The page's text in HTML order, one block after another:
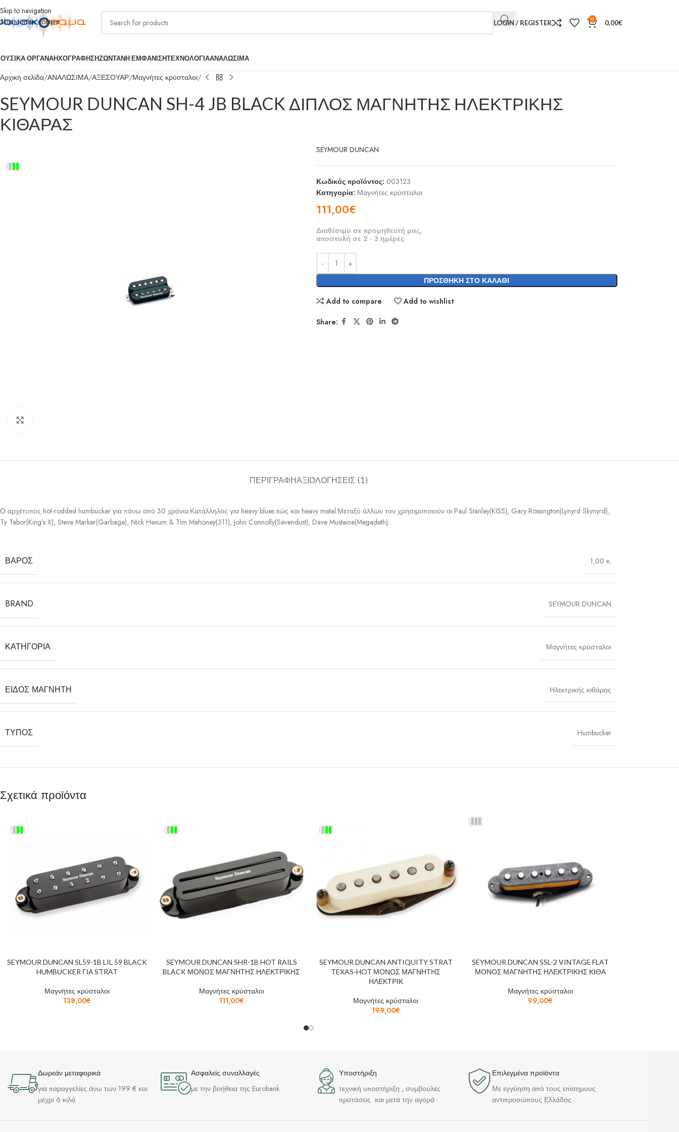
Skip to navigation
Skip to main content
LOGIN / REGISTER 0 0,00€
ΟΡΓΑΝΑΗΧΟΓΡΑΦΗΣΗΖΩΝΤΑΝΗ ΕΜΦΑΝΙΣΗΤΕΧΝΟΛΟΓΙΑΑΝΑΛΩΣΙΜΑ
Αρχική σελίδα ΑΝΑΛΩΣΙΜΑ ΑΞΕΣΟΥΑΡ Μαγνήτες κρύσταλοι
SEYMOUR DUNCAN SH-4 JB BLACK ΔΙΠΛΟΣ ΜΑΓΝΗΤΗΣ ΗΛΕΚΤΡΙΚΗΣ
ΚΙΘΑΡΑΣ
SEYMOUR DUNCAN
Κωδικός προϊόντος: 003123
Κατηγορία: Μαγνήτες κρύσταλοι
111,00€
Διαθέσιμο σε προμηθευτή μας,
αποστολή σε 2 - 3 ημέρες
ΠΡΟΣΘΉΚΗ ΣΤΟ ΚΑΛΆΘΙ
Add to compare Add to wishlist
Share:
ΠΕΡΙΓΡΑΦΉΑΞΙΟΛΟΓΉΣΕΙΣ (1)
Ο αρχέτυπος hot-rodded humbucker για πάνω από 30 χρόνια.Κατάλληλος για heavy blues εώς και heavy metal.Μεταξύ άλλων τον χρησιμοποιούν οι Paul Stanley(KISS), Gary Rossington(Lynyrd Skynyrd),
Ty Tabor(Kingʼs X), Steve Marker(Garbage), Nick Hexum & Tim Mahoney(311), John Connolly(Sevendust), Dave Mustaine(Megadeth).
ΒΆΡΟΣ 1,00 κ.
BRAND SEYMOUR DUNCAN
ΚΑΤΗΓΟΡΊΑ Μαγνήτες κρύσταλοι
ΕΊΔΟΣ ΜΑΓΝΉΤΗ Ηλεκτρικής κιθάρας
ΤΎΠΟΣ Humbucker
Σχετικά προϊόντα
SEYMOUR DUNCAN SL59-1B LIL 59 BLACK
HUMBUCKER ΓΙΑ STRAT
Μαγνήτες κρύσταλοι
138,00€
SEYMOUR DUNCAN SHR-1B HOT RAILS
BLACK ΜΟΝΟΣ ΜΑΓΝΗΤΗΣ ΗΛΕΚΤΡΙΚΗΣ
Μαγνήτες κρύσταλοι
111,00€
SEYMOUR DUNCAN ANTIQUITY STRAT
TEXAS-HOT ΜΟΝΟΣ ΜΑΓΝΗΤΗΣ
ΗΛΕΚΤΡΙΚ
Μαγνήτες κρύσταλοι
199,00€
SEYMOUR DUNCAN SSL-2 VINTAGE FLAT
ΜΟΝΟΣ ΜΑΓΝΗΤΗΣ ΗΛΕΚΤΡΙΚΗΣ ΚΙΘΑ
Μαγνήτες κρύσταλοι
99,00€
Δωρεάν μεταφορικά
για παραγγελίες άνω των 199 € και
μέχρι 6 κιλά
Ασφαλείς συναλλαγές
με την βοήθεια της Eurobank
Υποστήριξη
τεχνική υποστήριξη , συμβουλές
προτάσεις και μετά την αγορά
Επιλεγμένα προϊόντα​
Με εγγύηση από τους επίσημους
αντιπροσώπους Ελλάδος